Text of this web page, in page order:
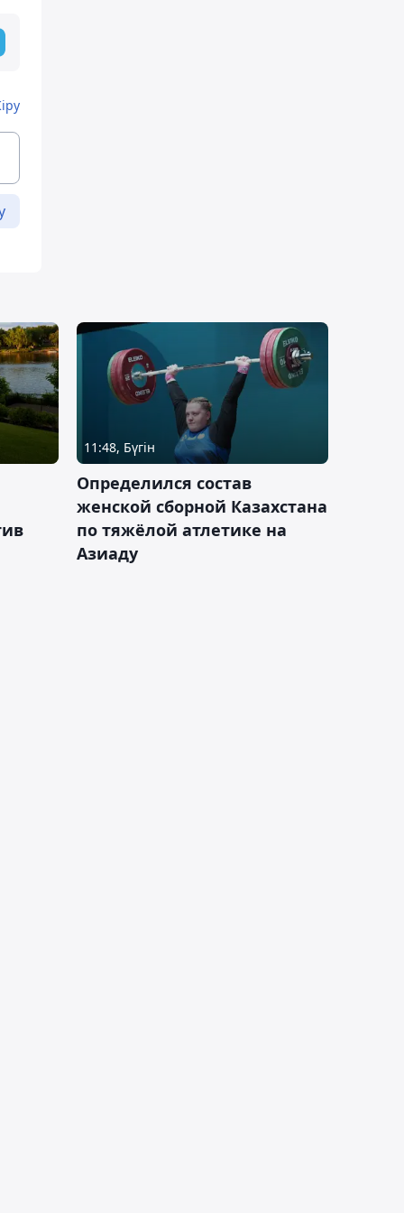
11:48, Бүгін
Определился состав
женской сборной Казахстана
по тяжёлой атлетике на
Азиаду